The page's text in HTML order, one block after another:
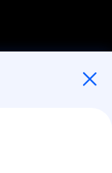
actuatoren voor